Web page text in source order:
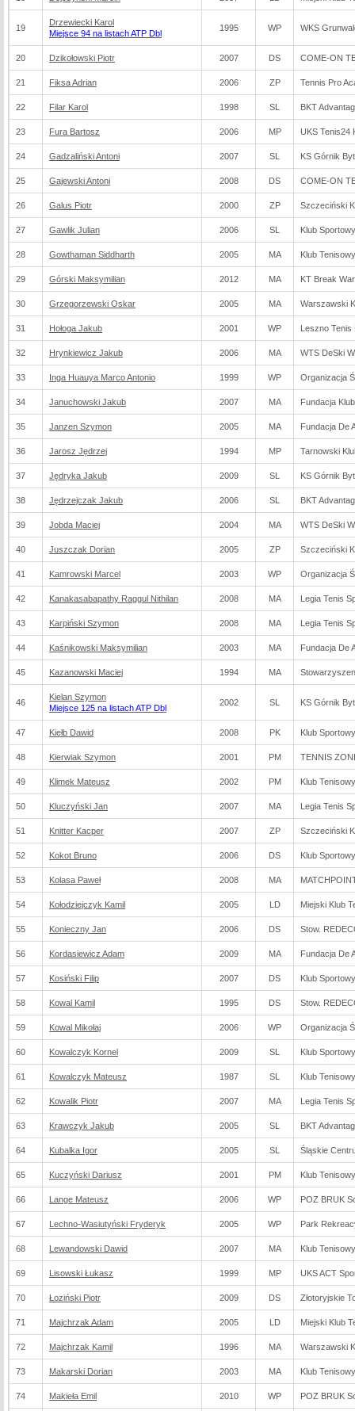
19
Drzewiecki Karol
Miejsce 94 na listach ATP Dbl
1995 WP WKS
20 Dzikołowski Piotr 2007 DS COME-ON
21 Fiksa Adrian 2006 ZP Tennis Pro
22 Filar Karol 1998 SL BKT
23 Fura Bartosz 2006 MP UKS Tenis24
24 Gadzaliński Antoni 2007 SL KS Górnik
25 Gajewski Antoni 2008 DS COME-ON
26 Galus Piotr 2000 ZP Szczeciński
27 Gawlik Julian 2006 SL Klub
28 Gowthaman Siddharth 2005 MA Klub
29 Górski Maksymilian 2012 MA KT Break
30 Grzegorzewski Oskar 2005 MA Warszawski
31 Hołoga Jakub 2001 WP Leszno Tenis
32 Hrynkiewicz Jakub 2006 MA WTS DeSki
33 Inga Huauya Marco Antonio 1999 WP Organizacja
34 Januchowski Jakub 2007 MA Fundacja
35 Janzen Szymon 2005 MA Fundacja De
36 Jarosz Jędrzej 1994 MP Tarnowski
37 Jędryka Jakub 2009 SL KS Górnik
38 Jędrzejczak Jakub 2006 SL BKT
39 Jobda Maciej 2004 MA WTS DeSki
40 Juszczak Dorian 2005 ZP Szczeciński
41 Kamrowski Marcel 2003 WP Organizacja
42 Kanakasabapathy Raggul Nithilan 2008 MA Legia Tenis
43 Karpiński Szymon 2008 MA Legia Tenis
44 Kaśnikowski Maksymilian 2003 MA Fundacja De
45 Kazanowski Maciej 1994 MA
46
Kielan Szymon
Miejsce 125 na listach ATP Dbl
2002 SL KS Górnik
47 Kiełb Dawid 2008 PK Klub
48 Kierwiak Szymon 2001 PM TENNIS
49 Klimek Mateusz 2002 PM Klub
50 Kluczyński Jan 2007 MA Legia Tenis
51 Knitter Kacper 2007 ZP Szczeciński
52 Kokot Bruno 2006 DS Klub
53 Kolasa Paweł 2008 MA
54 Kołodziejczyk Kamil 2005 LD Miejski Klub
55 Konieczny Jan 2006 DS Stow.
56 Kordasiewicz Adam 2009 MA Fundacja De
57 Kosiński Filip 2007 DS Klub
58 Kowal Kamil 1995 DS Stow.
59 Kowal Mikołaj 2006 WP Organizacja
60 Kowalczyk Kornel 2009 SL Klub
61 Kowalczyk Mateusz 1987 SL Klub
62 Kowalik Piotr 2007 MA Legia Tenis
63 Krawczyk Jakub 2005 SL BKT
64 Kubalka Igor 2005 SL Śląskie
65 Kuczyński Dariusz 2001 PM Klub
66 Lange Mateusz 2006 WP POZ BRUK
67 Lechno-Wasiutyński Fryderyk 2005 WP Park
68 Lewandowski Dawid 2007 MA Klub
69 Lisowski Łukasz 1999 MP UKS ACT
70 Łoziński Piotr 2009 DS Złotoryjskie
71 Majchrzak Adam 2005 LD Miejski Klub
72 Majchrzak Kamil 1996 MA Warszawski
73 Makarski Dorian 2003 MA Klub
74 Makieła Emil 2010 WP POZ BRUK